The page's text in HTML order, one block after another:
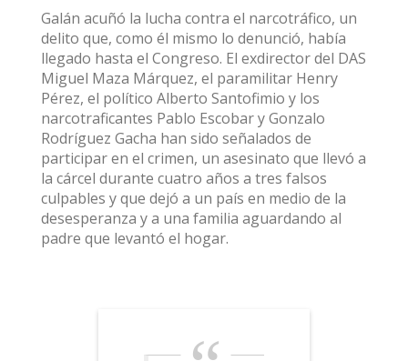
Galán acuñó la lucha contra el narcotráfico, un
delito que, como él mismo lo denunció, había
llegado hasta el Congreso. El exdirector del DAS
Miguel Maza Márquez, el paramilitar Henry
Pérez, el político Alberto Santofimio y los
narcotraficantes Pablo Escobar y Gonzalo
Rodríguez Gacha han sido señalados de
participar en el crimen, un asesinato que llevó a
la cárcel durante cuatro años a tres falsos
culpables y que dejó a un país en medio de la
desesperanza y a una familia aguardando al
padre que levantó el hogar.